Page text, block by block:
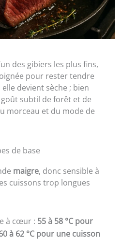
des gibiers les plus fins,
pour rester tendre
devient sèche ; bien
subtil de forêt et de
morceau et du mode de
de base
maigre, donc sensible à
cuissons trop longues
à cœur : 55 à 58 °C pour
à 62 °C pour une cuisson